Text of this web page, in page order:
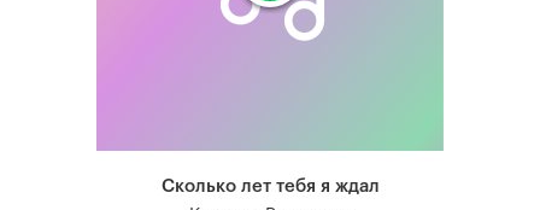
Сколько лет тебя я ждал